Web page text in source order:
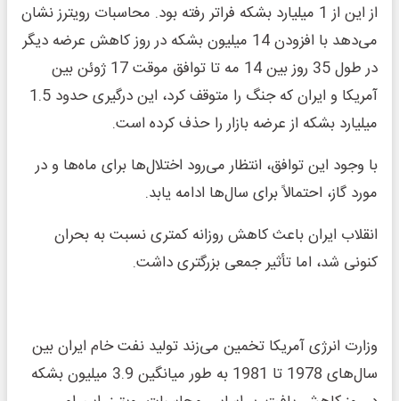
از این از 1 میلیارد بشکه فراتر رفته بود. محاسبات رویترز نشان
می‌دهد با افزودن 14 میلیون بشکه در روز کاهش عرضه دیگر
در طول 35 روز بین 14 مه تا توافق موقت 17 ژوئن بین
آمریکا و ایران که جنگ را متوقف کرد، این درگیری حدود 1.5
میلیارد بشکه از عرضه بازار را حذف کرده است.
با وجود این توافق، انتظار می‌رود اختلال‌ها برای ماه‌ها و در
مورد گاز، احتمالاً برای سال‌ها ادامه یابد.
انقلاب ایران باعث کاهش روزانه کمتری نسبت به بحران
کنونی شد، اما تأثیر جمعی بزرگتری داشت.
وزارت انرژی آمریکا تخمین می‌زند تولید نفت خام ایران بین
سال‌های 1978 تا 1981 به طور میانگین 3.9 میلیون بشکه